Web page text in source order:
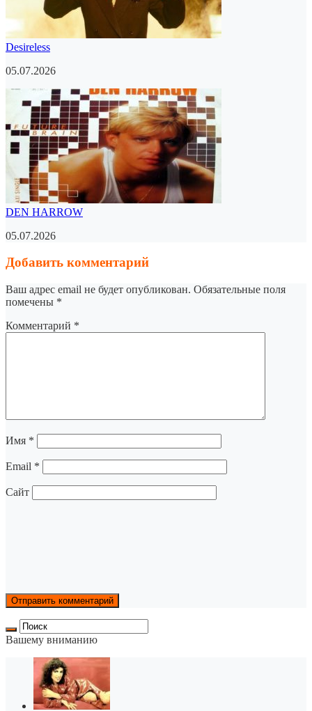
Desireless
05.07.2026
DEN HARROW
05.07.2026
Добавить комментарий
Ваш адрес email не будет опубликован. Обязательные поля
помечены *
Комментарий *
Имя *
Email *
Сайт
Вашему вниманию